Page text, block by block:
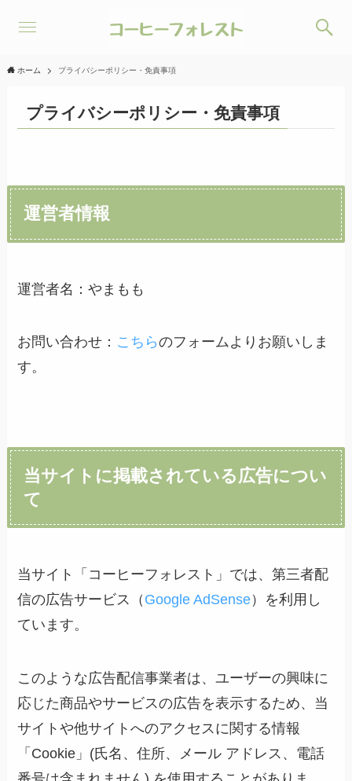
ホーム プライバシーポリシー・免責事項
プライバシーポリシー・免責事項
運営者情報
運営者名：やまもも
お問い合わせ： こちらのフォームよりお願いしま
す。
当サイトに掲載されている広告につい
て
当サイト「コーヒーフォレスト」では、第三者配
信の広告サービス（ Google AdSense）を利用し
ています。
このような広告配信事業者は、ユーザーの興味に
応じた商品やサービスの広告を表示するため、当
サイトや他サイトへのアクセスに関する情報
「Cookie」(氏名、住所、メール アドレス、電話